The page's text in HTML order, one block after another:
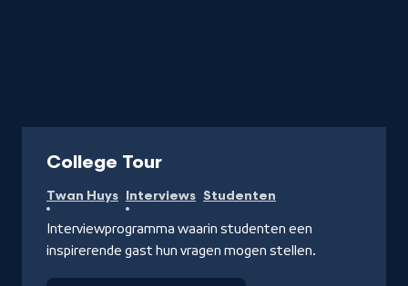
College Tour
Twan Huys Interviews Studenten
Interviewprogramma waarin studenten een
inspirerende gast hun vragen mogen stellen.